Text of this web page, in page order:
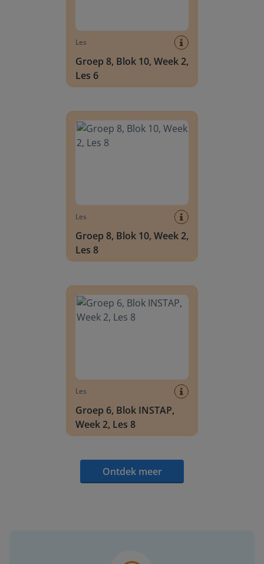
Les
Groep 8, Blok 10, Week 2,
Les 6
Les
Groep 8, Blok 10, Week 2,
Les 8
Les
Groep 6, Blok INSTAP,
Week 2, Les 8
Ontdek meer